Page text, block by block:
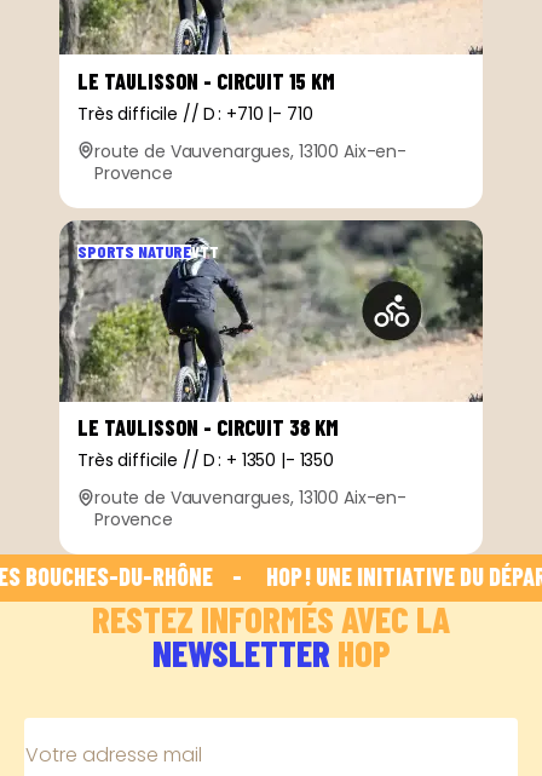
LE TAULISSON - CIRCUIT 15 KM
Très difficile // D : +710 |- 710
route de Vauvenargues, 13100 Aix-en-
Provence
LE TAULISSON - CIRCUIT 38 KM
SPORTS NATUREVTT
Très difficile // D : + 1350 |- 1350
route de Vauvenargues, 13100 Aix-en-
Provence
BOUCHES-DU-RHÔNE    - HOP ! UNE INITIATIVE DU
RESTEZ INFORMÉS AVEC LA
NEWSLETTER HOP
Votre adresse mail